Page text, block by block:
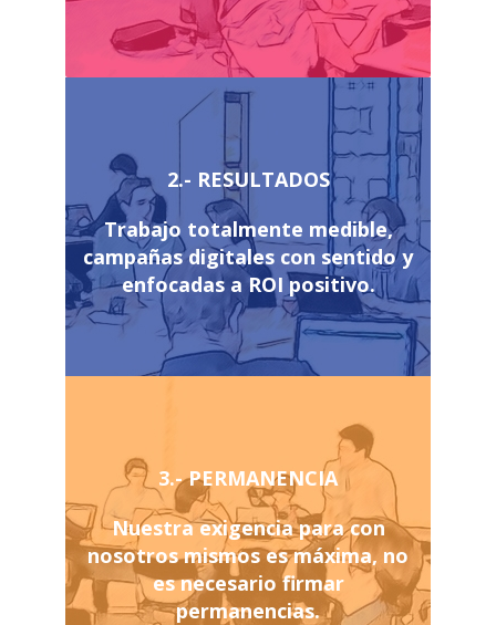
2.- RESULTADOS
Trabajo totalmente medible,
campañas digitales con sentido y
enfocadas a ROI positivo.
3.- PERMANENCIA
Nuestra exigencia para con
nosotros mismos es máxima, no
es necesario firmar
permanencias.